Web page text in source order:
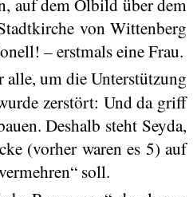
von Wittenberg
– erstmals eine Frau.
um die Unterstützung
zerstört: Und da griff
Deshalb steht Seyda,
(vorher waren es 5) auf
soll.